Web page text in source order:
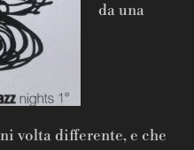
da una
volta differente, e che